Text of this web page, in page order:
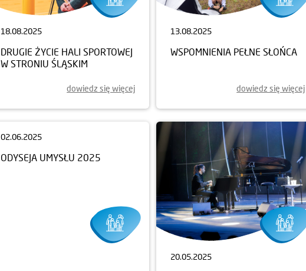
18.08.2025
DRUGIE ŻYCIE HALI SPORTOWEJ
W STRONIU ŚLĄSKIM
dowiedz się więcej
13.08.2025
WSPOMNIENIA PEŁNE SŁOŃCA
dowiedz się więcej
20.05.2025